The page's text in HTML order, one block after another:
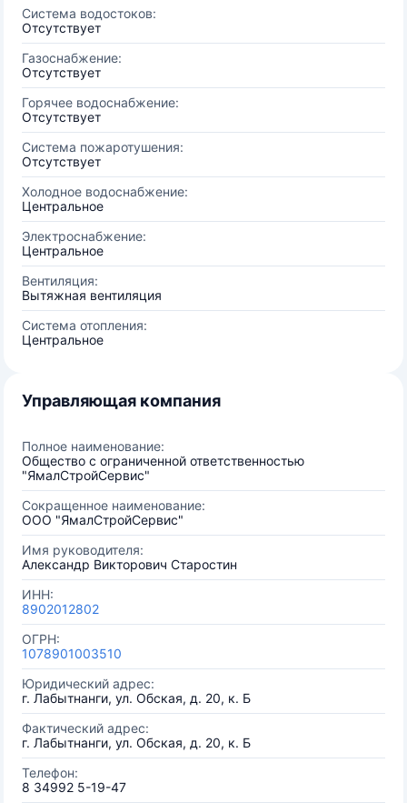
Система водостоков:
Отсутствует
Газоснабжение:
Отсутствует
Горячее водоснабжение:
Отсутствует
Система пожаротушения:
Отсутствует
Холодное водоснабжение:
Центральное
Электроснабжение:
Центральное
Вентиляция:
Вытяжная вентиляция
Система отопления:
Центральное
Управляющая компания
Полное наименование:
Общество с ограниченной ответственностью
"ЯмалСтройСервис"
Сокращенное наименование:
ООО "ЯмалСтройСервис"
Имя руководителя:
Александр Викторович Старостин
ИНН:
8902012802
ОГРН:
1078901003510
Юридический адрес:
г. Лабытнанги, ул. Обская, д. 20, к. Б
Фактический адрес:
г. Лабытнанги, ул. Обская, д. 20, к. Б
Телефон:
8 34992 5-19-47